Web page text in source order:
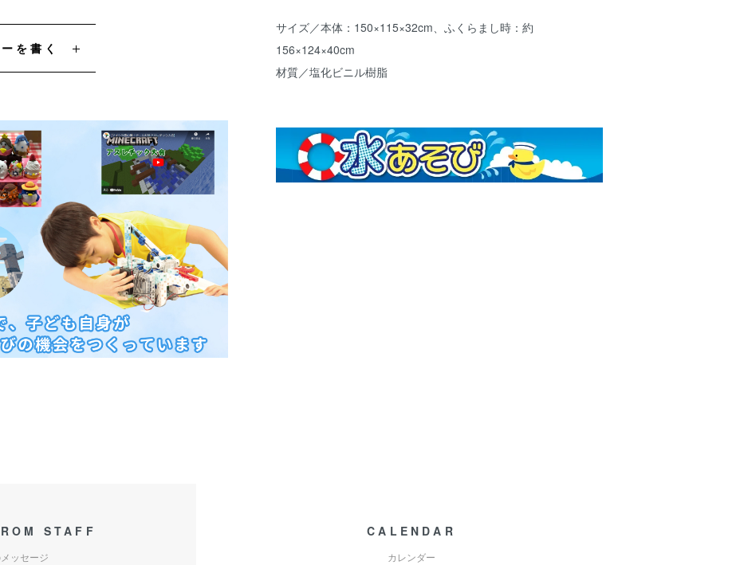
サイズ／本体：150×115×32cm、ふくらまし時：約
156×124×40cm
材質／塩化ビニル樹脂
を書く
STAFF
ッセージ
CALENDAR
カレンダー